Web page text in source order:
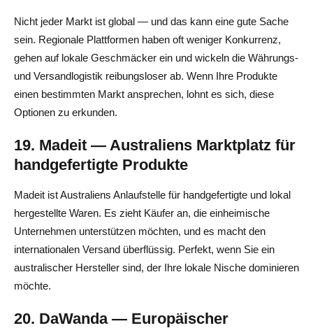
Nicht jeder Markt ist global — und das kann eine gute Sache
sein. Regionale Plattformen haben oft weniger Konkurrenz,
gehen auf lokale Geschmäcker ein und wickeln die Währungs-
und Versandlogistik reibungsloser ab. Wenn Ihre Produkte
einen bestimmten Markt ansprechen, lohnt es sich, diese
Optionen zu erkunden.
19. Madeit — Australiens Marktplatz für
handgefertigte Produkte
Madeit ist Australiens Anlaufstelle für handgefertigte und lokal
hergestellte Waren. Es zieht Käufer an, die einheimische
Unternehmen unterstützen möchten, und es macht den
internationalen Versand überflüssig. Perfekt, wenn Sie ein
australischer Hersteller sind, der Ihre lokale Nische dominieren
möchte.
20. DaWanda — Europäischer